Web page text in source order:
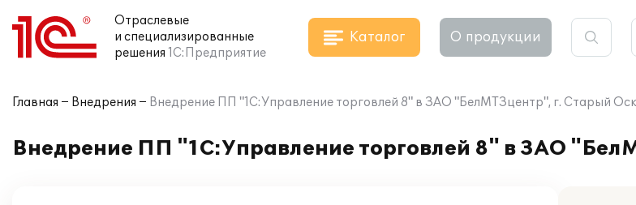
Отраслевые
и специализированные
решения 1С:Предприятие
Каталог О продукции
Главная Внедрения Внедрение ПП "1С:Управление торговлей 8" в ЗАО "БелМТЗцентр", г. Старый
Внедрение ПП "1С:Управление торговлей 8" в ЗАО